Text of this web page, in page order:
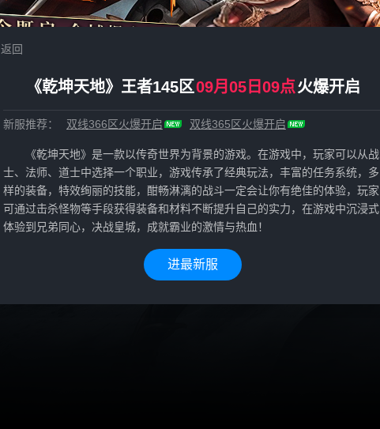
返回
《乾坤天地》王者145区09月05日09点火爆开启
新服推荐： 双线366区火爆开启 双线365区火爆开启
《乾坤天地》是一款以传奇世界为背景的游戏。在游戏中，玩家可以从战
士、法师、道士中选择一个职业，游戏传承了经典玩法，丰富的任务系统，多
样的装备，特效绚丽的技能，酣畅淋漓的战斗一定会让你有绝佳的体验，玩家
可通过击杀怪物等手段获得装备和材料不断提升自己的实力，在游戏中沉浸式
体验到兄弟同心，决战皇城，成就霸业的激情与热血！
进最新服